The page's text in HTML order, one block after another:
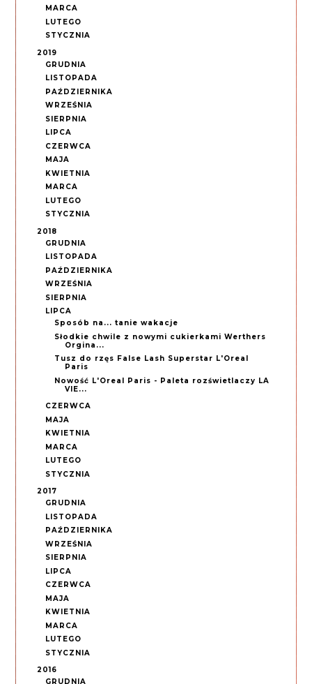
MARCA
LUTEGO
STYCZNIA
2019
GRUDNIA
LISTOPADA
PAŹDZIERNIKA
WRZEŚNIA
SIERPNIA
LIPCA
CZERWCA
MAJA
KWIETNIA
MARCA
LUTEGO
STYCZNIA
2018
GRUDNIA
LISTOPADA
PAŹDZIERNIKA
WRZEŚNIA
SIERPNIA
LIPCA
Sposób na... tanie wakacje
Słodkie chwile z nowymi cukierkami Werthers
Orgina...
Tusz do rzęs False Lash Superstar L'Oreal
Paris
Nowość L'Oreal Paris - Paleta rozświetlaczy LA
VIE...
CZERWCA
MAJA
KWIETNIA
MARCA
LUTEGO
STYCZNIA
2017
GRUDNIA
LISTOPADA
PAŹDZIERNIKA
WRZEŚNIA
SIERPNIA
LIPCA
CZERWCA
MAJA
KWIETNIA
MARCA
LUTEGO
STYCZNIA
2016
GRUDNIA